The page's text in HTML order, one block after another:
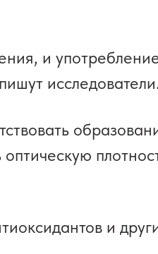
и
исследователи.
и